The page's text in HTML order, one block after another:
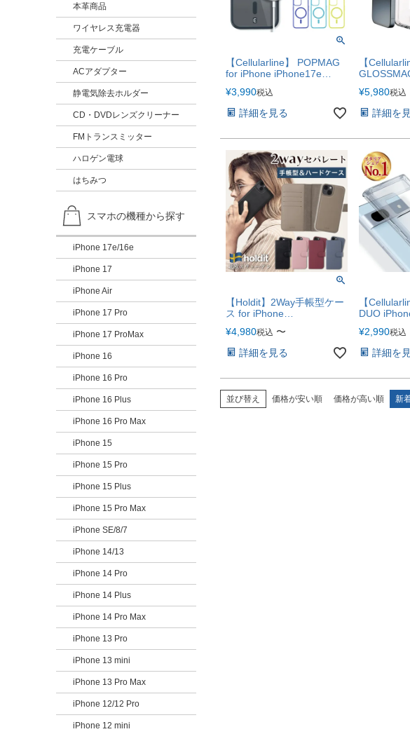
本革商品
ワイヤレス充電器
充電ケーブル
ACアダプター
静電気除去ホルダー
CD・DVDレンズクリーナー
FMトランスミッター
ハロゲン電球
はちみつ
スマホの機種から探す
iPhone 17e/16e
iPhone 17
iPhone Air
iPhone 17 Pro
iPhone 17 ProMax
iPhone 16
iPhone 16 Pro
iPhone 16 Plus
iPhone 16 Pro Max
iPhone 15
iPhone 15 Pro
iPhone 15 Plus
iPhone 15 Pro Max
iPhone SE/8/7
iPhone 14/13
iPhone 14 Pro
iPhone 14 Plus
iPhone 14 Pro Max
iPhone 13 Pro
iPhone 13 mini
iPhone 13 Pro Max
iPhone 12/12 Pro
iPhone 12 mini
【Cellularline】 POPMAG
for iPhone iPhone17e
iPhoneAir iPhone17ProMax
¥3,990税込
詳細を見る
【
リーズ対応
¥5,980税込
詳細を
【Holdit】2Way手帳型ケー
ス for iPhone
対応】
¥4,980税込 〜
詳細を見る
【
DUO
【
対応】
¥2,990税込
詳細を
並び替え 価格が安い順 価格が高い順 新